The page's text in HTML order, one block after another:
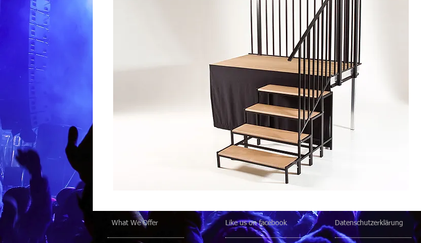
What We Offer Like us on facebook Datenschutzerklärung